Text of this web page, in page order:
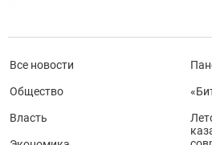
Все новости
Общество
Власть